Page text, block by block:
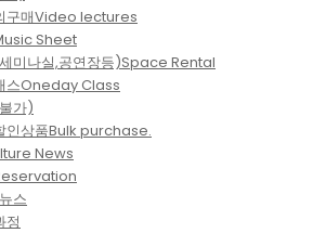
구매Video lectures
Sheet
미나실,공연장등)Space Rental
스Oneday Class
가)
인상품Bulk purchase.
News
스
정